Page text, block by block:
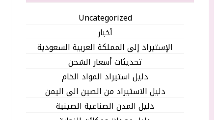
Uncategorized
أخبار
الإستيراد إلى المملكة العربية السعودية
تحديثات أسعار الشحن
دليل استيراد المواد الخام
دليل الاستيراد من الصين الى اليمن
دليل المدن الصناعية الصينية